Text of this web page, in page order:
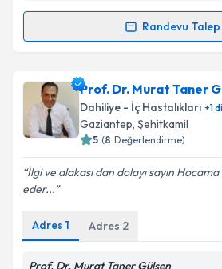
kapsamda işlenmesini kabul
Randevu Talep
Randevu Takvimi Talebi
Prof. Dr. Fatih Tekeriçin
oluşturun. Size bu uzmandan
takvim hazırlandığında e-posta
Kişisel verilerimin
Metni'ni okudum ve kişisel
kapsamda işlenmesini kabul
Prof. Dr. Murat Taner
Dahiliye - İç Hastalıkları +1
Gaziantep, Şehitkamil
5 (8 Değerlendirme)
İlgi ve alakası dan dolayı sayın
eder...
Adres 1 Adres 2
Prof. Dr. Murat Taner Gülşen